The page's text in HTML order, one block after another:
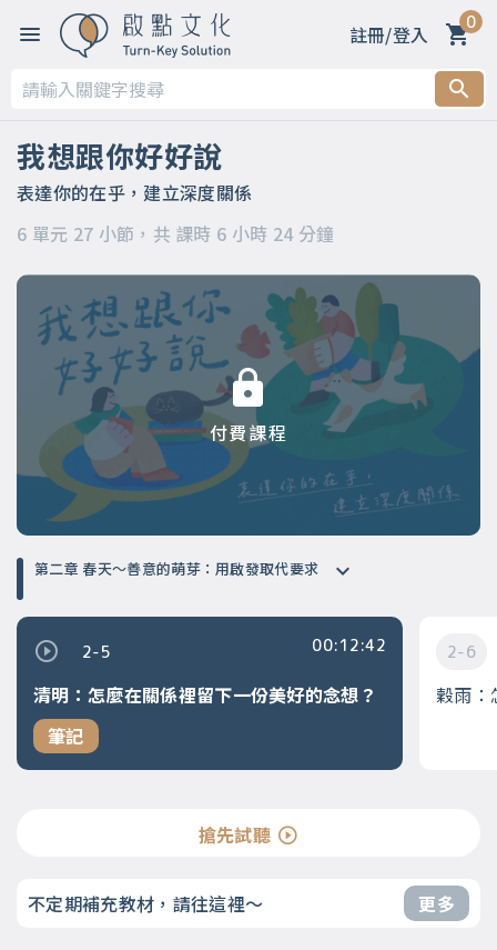
註冊/登入 0
我想跟你好好說
表達你的在乎，建立深度關係
6 單元 27 小節，共 課時 6 小時 24 分鐘
付費課程
第一章
第二章 春天～善意的萌芽：用啟發取代要求
第三章 夏天～力量的生長：用引導化解命令
第四章 秋天～美好的收穫：用讚許昇華輕蔑
第五章 冬天～溫暖的陪伴：用支持消融冷漠
第六章
第二章 春天～善意的萌芽：用啟發取代要求
2-5
清明：怎麼在關係裡留下一份美好的念想？
筆記
00:12:42 2-6
穀雨：
搶先試聽
不定期補充教材，請往這裡～ 更多